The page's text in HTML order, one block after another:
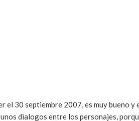
el 30 septiembre 2007, es muy bueno y
dialogos entre los personajes,